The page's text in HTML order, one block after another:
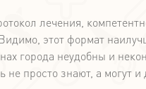
лечения,
этот формат
города неудобны и
просто знают, а могут и